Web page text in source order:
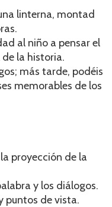
linterna, montad
al niño a pensar el
la historia.
más tarde, podéis
memorables de los
proyección de la
y los diálogos.
puntos de vista.